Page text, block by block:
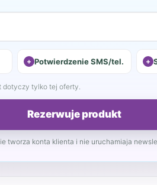
Potwierdzenie SMS/tel.
dotyczy tylko tej oferty.
Rezerwuje produkt
tworza konta klienta i nie uruchamiaja